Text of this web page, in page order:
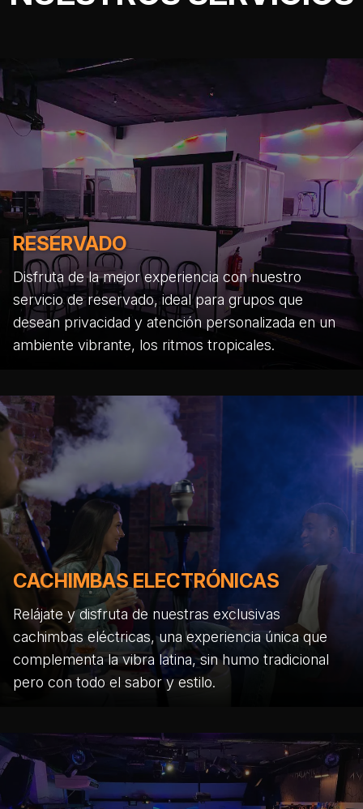
RESERVADO
Disfruta de la mejor experiencia con nuestro
servicio de reservado, ideal para grupos que
desean privacidad y atención personalizada en un
ambiente vibrante, los ritmos tropicales.
CACHIMBAS ELECTRÓNICAS
Relájate y disfruta de nuestras exclusivas
cachimbas eléctricas, una experiencia única que
complementa la vibra latina, sin humo tradicional
pero con todo el sabor y estilo.